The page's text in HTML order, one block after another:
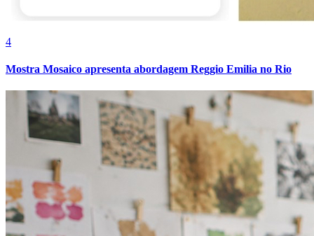
Athletico-PR
4
Mostra Mosaico apresenta abordagem Reggio Emilia no Rio